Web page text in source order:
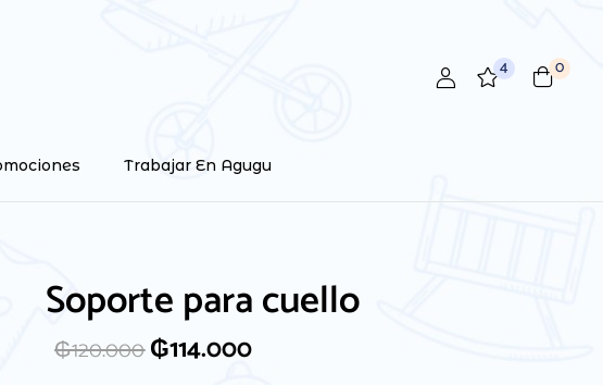
4 0
Trabajar En Agugu
Soporte para cuello
₲120.000₲114.000
de correo electrónico no será publicada.
*